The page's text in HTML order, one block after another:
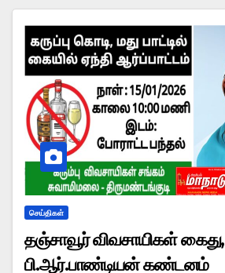
செய்திகள்
தஞ்சாவூர் விவசாயிகள் கைது,
பி.ஆர்.பாண்டியன் கண்டனம்